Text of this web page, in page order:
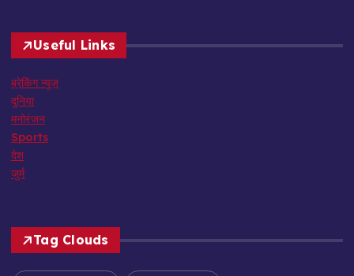
Useful Links
ब्रेकिंग न्यूज़
दुनिया
मनोरंजन
Sports
देश
जुर्म
Tag Clouds